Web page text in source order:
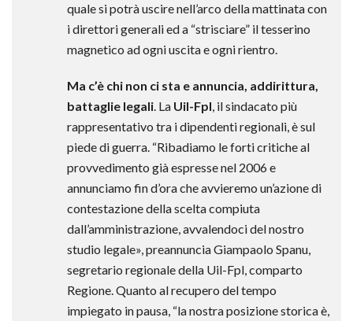
quale si potrà uscire nell’arco della mattinata con
i direttori generali ed a “strisciare” il tesserino
magnetico ad ogni uscita e ogni rientro.
Ma c’è chi non ci sta e annuncia, addirittura,
battaglie legali. La Uil-Fpl, il sindacato più
rappresentativo tra i dipendenti regionali, è sul
piede di guerra. “Ribadiamo le forti critiche al
provvedimento già espresse nel 2006 e
annunciamo fin d’ora che avvieremo un’azione di
contestazione della scelta compiuta
dall’amministrazione, avvalendoci del nostro
studio legale», preannuncia Giampaolo Spanu,
segretario regionale della Uil-Fpl, comparto
Regione. Quanto al recupero del tempo
impiegato in pausa, “la nostra posizione storica è,